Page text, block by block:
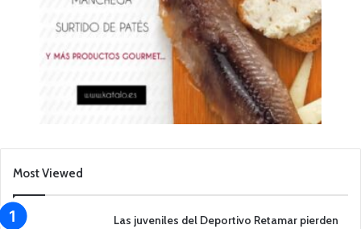
Most Viewed
Las juveniles del Deportivo Retamar pierden